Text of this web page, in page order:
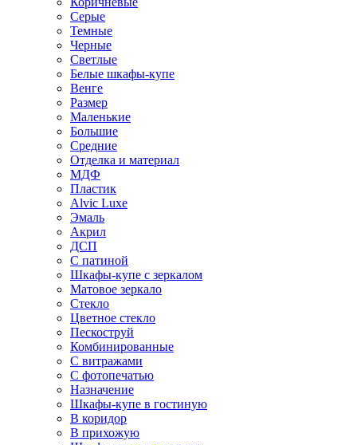
Серые
Темные
Черные
Светлые
Белые шкафы-купе
Венге
Размер
Маленькие
Большие
Средние
Отделка и материал
МДФ
Пластик
Alvic Luxe
Эмаль
Акрил
ДСП
С патиной
Шкафы-купе с зеркалом
Матовое зеркало
Стекло
Цветное стекло
Пескоструй
Комбинированные
С витражами
С фотопечатью
Назначение
Шкафы-купе в гостиную
В коридор
В прихожую